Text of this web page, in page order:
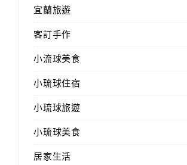
宜蘭旅遊
客訂手作
小流球美食
小琉球住宿
小琉球旅遊
小琉球美食
居家生活